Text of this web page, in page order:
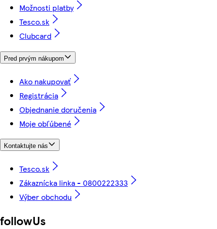
Možnosti platby
Tesco.sk
Clubcard
Pred prvým nákupom
Ako nakupovať
Registrácia
Objednanie doručenia
Moje obľúbené
Kontaktujte nás
Tesco.sk
Zákaznícka linka - 0800222333
Výber obchodu
followUs